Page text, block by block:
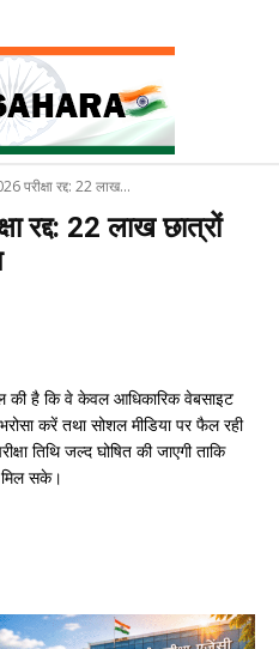
परीक्षा रद्द: 22 लाख...
रद्द: 22 लाख छात्रों
की है कि वे केवल आधिकारिक वेबसाइट
करें तथा सोशल मीडिया पर फैल रही
तिथि जल्द घोषित की जाएगी ताकि
मिल सके।